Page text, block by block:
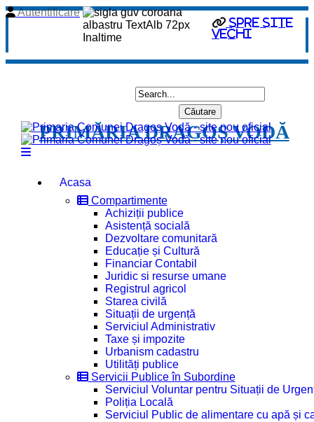
spre site
vechi
Autentificare
PRIMĂRIA DRAGOȘ VODĂ
Acasa
Compartimente
Achiziții publice
Asistență socială
Dezvoltare comunitară
Educație și Cultură
Financiar Contabil
Juridic si resurse umane
Registrul agricol
Starea civilă
Situații de urgență
Serviciul Administrativ
Taxe și impozite
Urbanism cadastru
Utilități publice
Servicii Publice în Subordine
Serviciul Voluntar pentru Situații de
Poliția Locală
Serviciul Public de alimentare cu apă și